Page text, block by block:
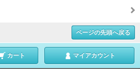
ページの先頭へ戻る
カート マイアカウント